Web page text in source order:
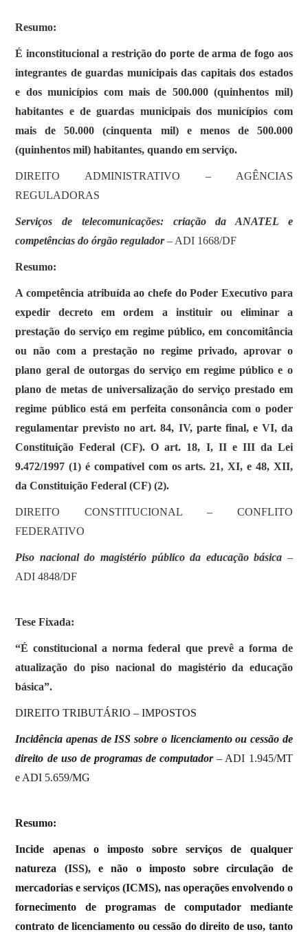
Resumo:
É inconstitucional a restrição do porte de arma de fogo aos
integrantes de guardas municipais das capitais dos estados
e dos municípios com mais de 500.000 (quinhentos mil)
habitantes e de guardas municipais dos municípios com
mais de 50.000 (cinquenta mil) e menos de 500.000
(quinhentos mil) habitantes, quando em serviço.
DIREITO ADMINISTRATIVO – AGÊNCIAS
REGULADORAS
Serviços de telecomunicações: criação da ANATEL e
competências do órgão regulador– ADI 1668/DF
Resumo:
A competência atribuída ao chefe do Poder Executivo para
expedir decreto em ordem a instituir ou eliminar a
prestação do serviço em regime público, em concomitância
ou não com a prestação no regime privado, aprovar o
plano geral de outorgas do serviço em regime público e o
plano de metas de universalização do serviço prestado em
regime público está em perfeita consonância com o poder
regulamentar previsto no art. 84, IV, parte final, e VI, da
Constituição Federal (CF). O art. 18, I, II e III da Lei
9.472/1997 (1) é compatível com os arts. 21, XI, e 48, XII,
da Constituição Federal (CF) (2).
DIREITO CONSTITUCIONAL – CONFLITO
FEDERATIVO
Piso nacional do magistério público da educação básica –
ADI 4848/DF
Tese Fixada:
“É constitucional a norma federal que prevê a forma de
atualização do piso nacional do magistério da educação
básica”.
DIREITO TRIBUTÁRIO – IMPOSTOS
Incidência apenas de ISS sobre o licenciamento ou cessão de
direito de uso de programas de computador– ADI 1.945/MT
e ADI 5.659/MG
Resumo:
Incide apenas o imposto sobre serviços de qualquer
natureza (ISS), e não o imposto sobre circulação de
mercadorias e serviços (ICMS), nas operações envolvendo o
fornecimento de programas de computador mediante
contrato de licenciamento ou cessão do direito de uso, tanto